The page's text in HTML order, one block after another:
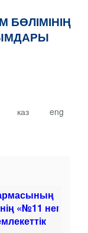
БӨЛІМІНІҢ
каз eng
«№11 негізгі